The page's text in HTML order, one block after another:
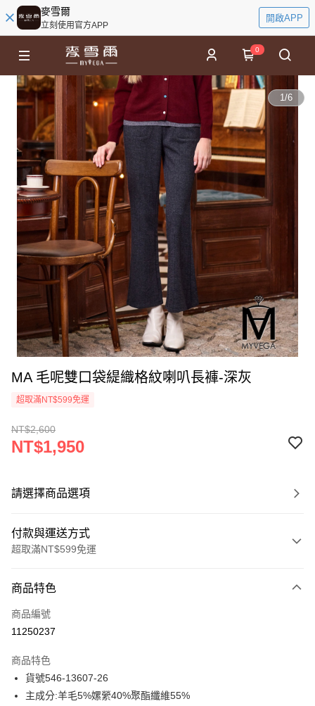
麥雪爾
立刻使用官方APP
開啟APP
0
1/6
MA 毛呢雙口袋緹織格紋喇叭長褲-深灰
超取滿NT$599免運
NT$2,600
NT$1,950
請選擇商品選項
付款與運送方式
超取滿NT$599免運
信用卡一次付款
信用卡分期付款
合作金庫商業銀行
華南商業銀行
上海商業儲蓄銀行
台北富邦商業銀行
超商取貨付款
LINE Pay
商品特色
商品編號
11250237
商品特色
貨號546-13607-26
主成分:羊毛5%嫘縈40%聚酯纖維55%